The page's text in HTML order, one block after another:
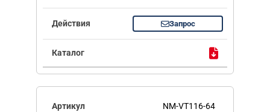
Запрос
NM-VT116-64